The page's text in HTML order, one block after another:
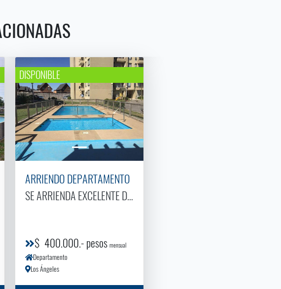
NUEVO EN CONDOMINIO JARDINES DE LA AVELLANEDA 1
DISPONIBLE
ARRIENDO DEPARTAMENTO
SE ARRIENDA EXCELENTE DEPARTAMENTO EN CONDOMIO SANTA ANA
$ 400.000.- pesos mensual
Departamento
Los Ángeles